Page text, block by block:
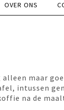
OVER ONS
alleen maar
intussen
na de